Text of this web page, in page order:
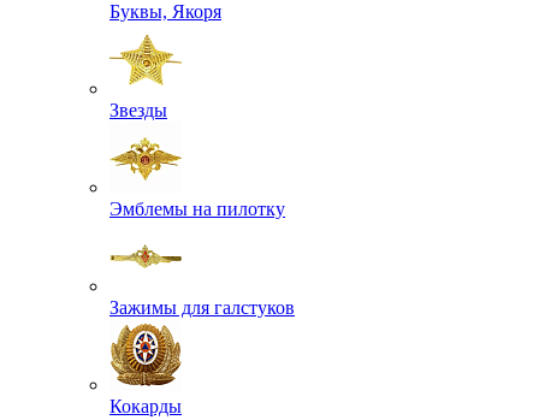
Буквы, Якоря
Звезды
Эмблемы на пилотку
Зажимы для галстуков
Кокарды